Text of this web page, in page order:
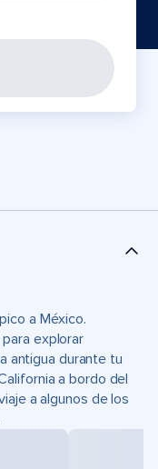
a México.
explorar
antigua durante tu
a bordo del
a algunos de los